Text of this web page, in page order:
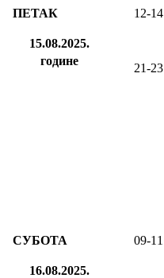
ПЕТАК
15.08.2025.
године
12-14
21-23
СУБОТА
16.08.2025.
09-1 1